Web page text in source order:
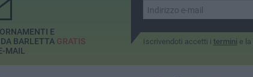
Iscrivendoti accetti i termini e la
E
BARLETTA GRATIS
MAIL